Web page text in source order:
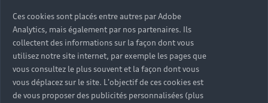
Ces cookies sont placés entre autres par Adobe
Analytics, mais également par nos partenaires. Ils
collectent des informations sur la façon dont vous
utilisez notre site internet, par exemple les pages que
vous consultez le plus souvent et la façon dont vous
vous déplacez sur le site. L'objectif de ces cookies est
de vous proposer des publicités personnalisées (plus